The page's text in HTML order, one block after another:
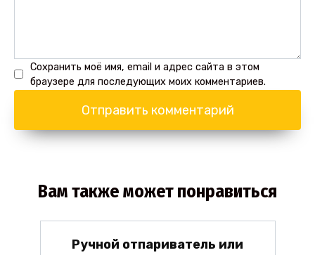
Сохранить моё имя, email и адрес сайта в этом
браузере для последующих моих комментариев.
Вам также может понравиться
Ручной отпариватель или